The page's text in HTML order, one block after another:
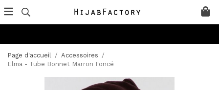
Page d'accueil / Accessoires /
Elma - Tube Bonnet Marron Foncé